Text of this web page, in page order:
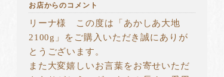
お店からのコメント
リーナ様 この度は「あかしあ大地
2100g」をご購入いただき誠にありが
とうございます。
また大変嬉しいお言葉をお寄せいただ